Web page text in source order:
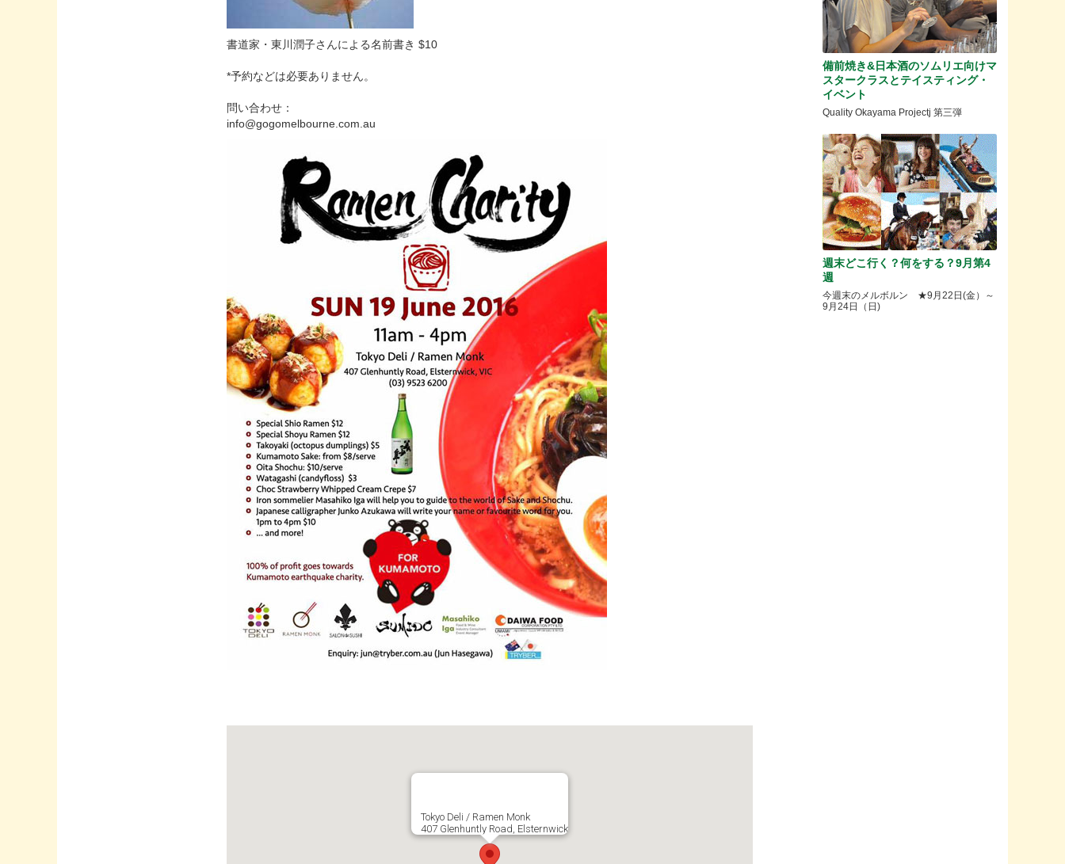
書道家・東川潤子さんによる名前書き $10
*予約などは必要ありません。
問い合わせ：
info@gogomelbourne.com.au
Tokyo Deli / Ramen Monk
407 Glenhuntly Road, Elsternwick
備前焼き&日本酒のソムリエ向けマ
スタークラスとテイスティング・
イベント
Quality Okayama Projectj 第三弾
週末どこ行く？何をする？9月第4
週
今週末のメルボルン ★9月22日(金）～
9月24日（日)